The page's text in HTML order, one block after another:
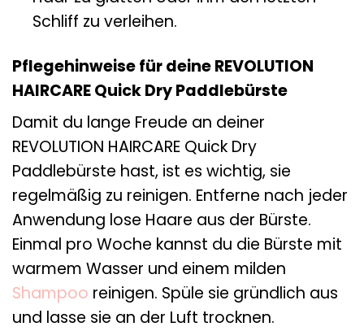
Schliff zu verleihen.
Pflegehinweise für deine REVOLUTION
HAIRCARE Quick Dry Paddlebürste
Damit du lange Freude an deiner
REVOLUTION HAIRCARE Quick Dry
Paddlebürste hast, ist es wichtig, sie
regelmäßig zu reinigen. Entferne nach jeder
Anwendung lose Haare aus der Bürste.
Einmal pro Woche kannst du die Bürste mit
warmem Wasser und einem milden
Shampoo reinigen. Spüle sie gründlich aus
und lasse sie an der Luft trocknen.